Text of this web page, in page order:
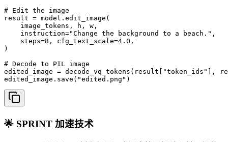
# Edit the image
result = model.edit_image(
    image_tokens, h, w,
    instruction="Change the background to a beach.",
    steps=8, cfg_text_scale=4.0,
)
# Decode to PIL image
edited_image = decode_vq_tokens(result["token_ids"],
edited_image.save("edited.png")
🌟 SPRINT 加速技术